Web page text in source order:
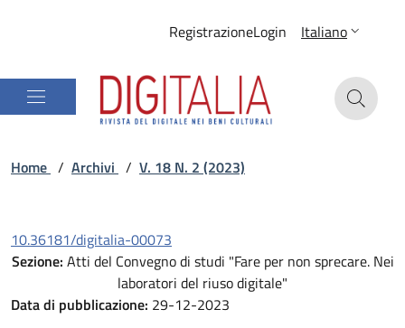
RegistrazioneLogin Italiano
Home / Archivi / V. 18 N. 2 (2023)
10.36181/digitalia-00073
Sezione: Atti del Convegno di studi "Fare per non sprecare. Nei
laboratori del riuso digitale"
Data di pubblicazione: 29-12-2023